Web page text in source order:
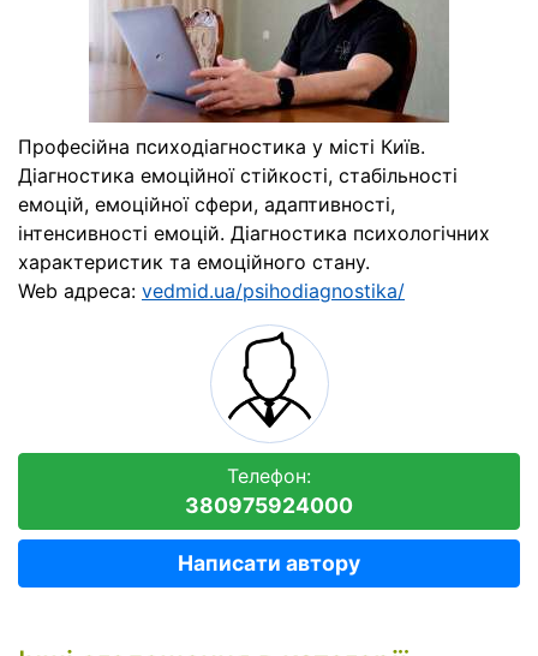
Професійна психодіагностика у місті Київ.
Діагностика емоційної стійкості, стабільності
емоцій, емоційної сфери, адаптивності,
інтенсивності емоцій. Діагностика психологічних
характеристик та емоційного стану.
Web адреса: vedmid.ua/psihodiagnostika/
Телефон:
380975924000
Написати автору